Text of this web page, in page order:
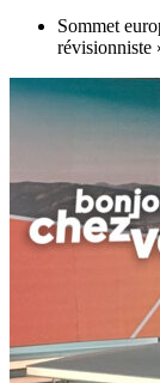
Sommet
révisionniste